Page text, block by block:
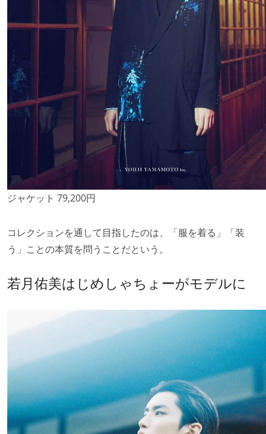
ジャケット 79,200円
コレクションを通して目指したのは、「服を着る」「装
う」ことの本質を問うことだという。
若月佑美はじめしゃちょーがモデルに